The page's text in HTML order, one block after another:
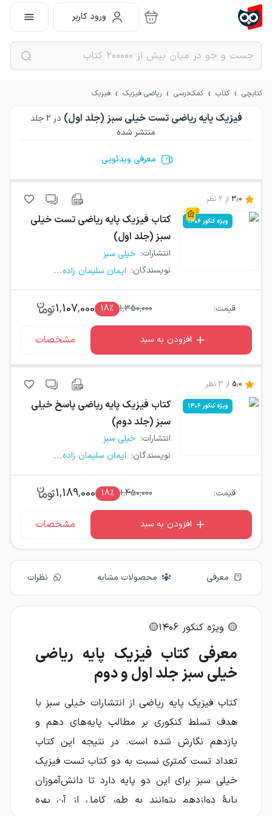
ورود کاربر
کتابچی › کتاب › کمک‌درسی › ریاضی فیزیک › فیزیک
فیزیک پایه ریاضی تست خیلی سبز (جلد اول) در 2جلد
منتشر شده
معرفی ویدئویی
3.0 از2 نظر
ویژه کنکور ۱۴۰۶ کتاب فیزیک پایه ریاضی تست خیلی
سبز (جلد اول)
انتشارات: خیلی سبز
نویسندگان: ایمان سلیمان زاده...
قیمت: 1,350,000
18٪ 1,107,000
افزودن به سبد مشخصات
5.0 از3 نظر
ویژه کنکور ۱۴۰۶ کتاب فیزیک پایه ریاضی پاسخ خیلی
سبز (جلد دوم)
انتشارات: خیلی سبز
نویسندگان: ایمان سلیمان زاده...
قیمت: 1,450,000
18٪ 1,189,000
افزودن به سبد مشخصات
معرفی محصولات مشابه نظرات
🟡 ویژه کنکور ۱۴۰6🟡
معرفی کتاب فیزیک پایه ریاضی
خیلی سبز جلد اول و دوم
کتاب فیزیک پایه ریاضی از انتشارات خیلی سبز با
هدف تسلط کنکوری بر مطالب پایه‌های دهم و
یازدهم نگارش شده است. در نتیجه این کتاب
تعداد تست کمتری نسبت به دو کتاب تست فیزیک
خیلی سبز برای این دو پایه دارد تا دانش‌آموزان
پایهٔ دوازدهم بتوانند به طور کامل از آن بهره